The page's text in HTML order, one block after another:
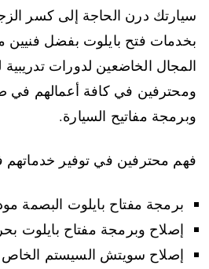
سيارتك درن الحاجة إلى كسر
بخدمات فتح بايلوت بفضل
المجال الخاضعين لدورات تدريبية
ومحترفين في كافة أعمالهم في
وبرمجة مفاتيح السيارة.
فهم محترفين في توفير
برمجة مفتاح بايلوت البصمة موديل
إصلاح وبرمجة مفتاح بايلوت
إصلاح سويتش السيستم الخاص